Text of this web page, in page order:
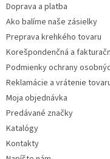
Doprava a platba
Ako balíme naše zásielky
Preprava krehkého tovaru
Korešpondenčná a
Podmienky ochrany
Reklamácie a vrátenie
Moja objednávka
Predávané značky
Katalógy
Kontakty